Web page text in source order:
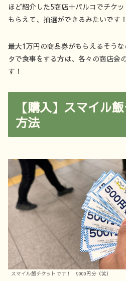
ほど紹介した5商店＋パルコでチケ
もらえて、抽選ができるみたいです！
最大1万円の商品券がもらえるそう
タで食事をする方は、各々の商店会
す！
【購入】スマイル
方法
スマイル飯チケットです！ 9000円分（笑）